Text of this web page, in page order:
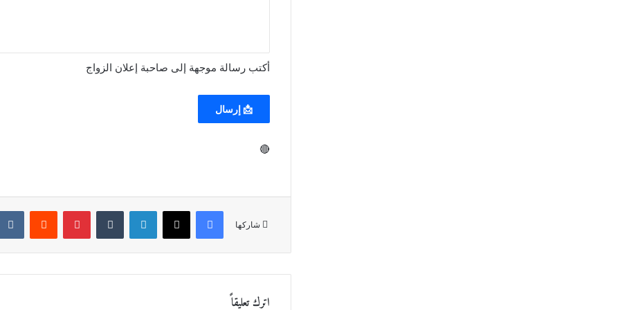
أكتب رسالة موجهة إلى صاحبة إعلان الزواج
📩 إرسال
🔴
شاركها
فيسبوك لينكدإن بينتيريست
اترك تعليقاً